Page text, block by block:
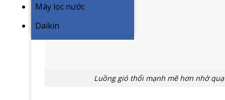
Máy lọc nước
Daikin
Luồng gió thổi mạnh mẽ hơn nhờ